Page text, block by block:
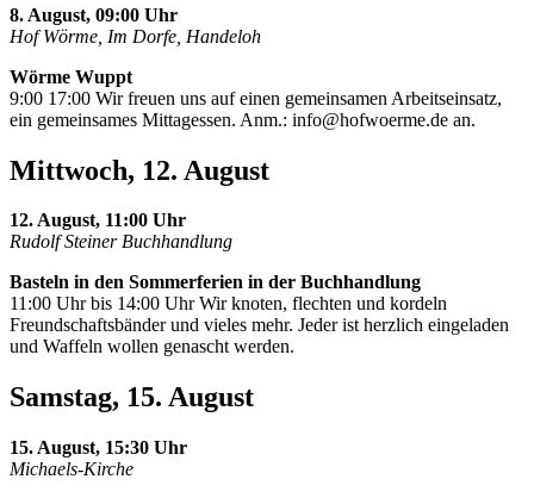
8. August, 09:00 Uhr
Hof Wörme, Im Dorfe, Handeloh
Wörme Wuppt
9:00 17:00 Wir freuen uns auf einen gemeinsamen Arbeitseinsatz,
ein gemeinsames Mittagessen. Anm.: info@hofwoerme.de an.
Mittwoch, 12. August
12. August, 11:00 Uhr
Rudolf Steiner Buchhandlung
Basteln in den Sommerferien in der Buchhandlung
11:00 Uhr bis 14:00 Uhr Wir knoten, flechten und kordeln
Freundschaftsbänder und vieles mehr. Jeder ist herzlich eingeladen
und Waffeln wollen genascht werden.
Samstag, 15. August
15. August, 15:30 Uhr
Michaels-Kirche